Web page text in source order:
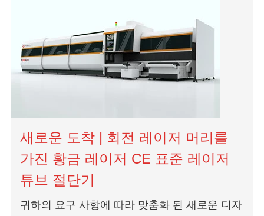
새로운 도착 | 회전 레이저 머리를
가진 황금 레이저 CE 표준 레이저
튜브 절단기
귀하의 요구 사항에 따라 맞춤화 된 새로운 디자